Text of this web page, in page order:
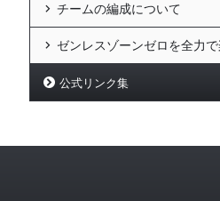
チームの編成について
ゼンレスゾーンゼロを全力
公式リンク集